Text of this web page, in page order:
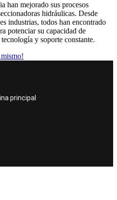
han mejorado sus procesos
hidráulicas. Desde
industrias, todos han encontrado
potenciar su capacidad de
y soporte constante.
principal